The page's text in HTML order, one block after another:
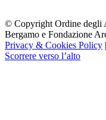
© Copyright Ordine degli
Bergamo e Fondazione
Privacy & Cookies Policy |
Scorrere verso l’alto